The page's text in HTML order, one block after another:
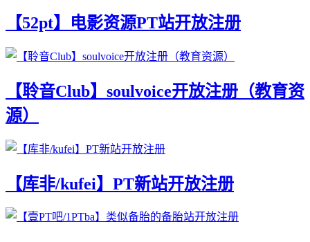
【52pt】电影资源PT站开放注册
【聆音Club】soulvoice开放注册（教育资
源）
【库非/kufei】PT新站开放注册